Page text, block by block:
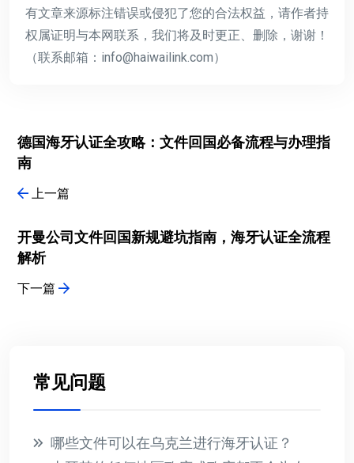
有文章来源标注错误或侵犯了您的合法权益，请作者持
权属证明与本网联系，我们将及时更正、删除，谢谢！
（联系邮箱：info@haiwailink.com）
德国海牙认证全攻略：文件回国必备流程与办理指
南
上一篇
开曼公司文件回国新规避坑指南，海牙认证全流程
解析
下一篇
常见问题
哪些文件可以在乌克兰进行海牙认证？